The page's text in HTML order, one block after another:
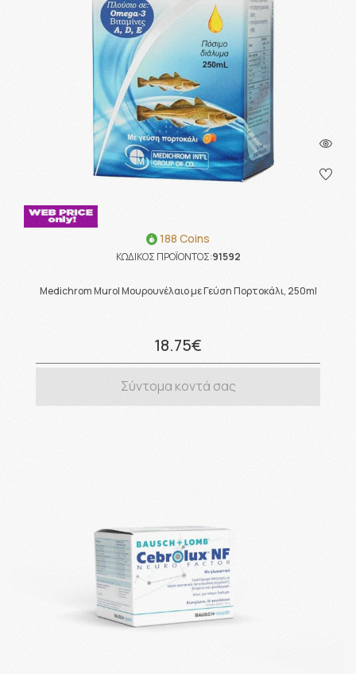
188 Coins
ΚΩΔΙΚΟΣ ΠΡΟΪΟΝΤΟΣ:91592
Medichrom Murol Μουρουνέλαιο με Γεύση Πορτοκάλι, 250ml
18.75€
Σύντομα κοντά σας